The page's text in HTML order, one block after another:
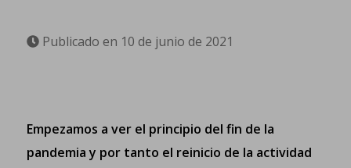
Publicado en 10 de junio de 2021
Empezamos a ver el principio del fin de la
pandemia y por tanto el reinicio de la actividad